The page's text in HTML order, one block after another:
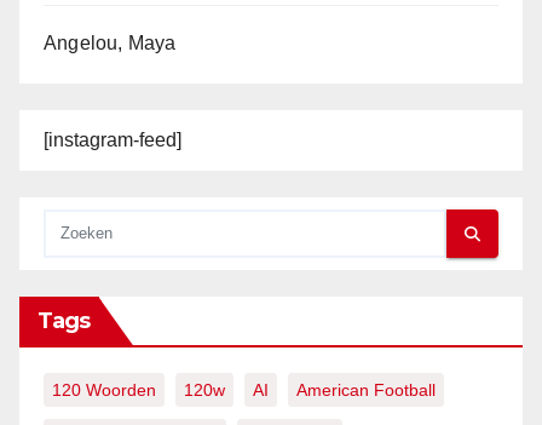
Angelou, Maya
[instagram-feed]
Tags
120 Woorden 120w AI American Football